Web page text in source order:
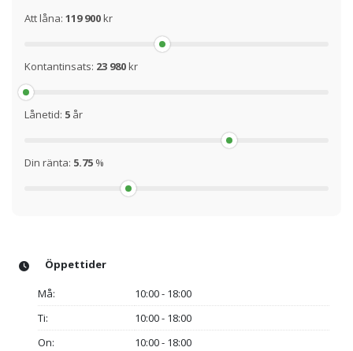
Att låna: 119 900kr
Kontantinsats: 23 980kr
Lånetid: 5 år
Din ränta: 5.75 %
Öppettider
Må:
10:00 - 18:00
Ti:
10:00 - 18:00
On:
10:00 - 18:00